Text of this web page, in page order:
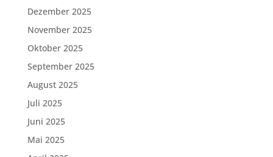
Dezember 2025
November 2025
Oktober 2025
September 2025
August 2025
Juli 2025
Juni 2025
Mai 2025